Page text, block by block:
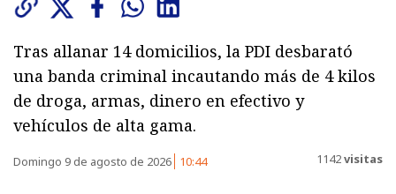
Tras allanar 14 domicilios, la PDI desbarató
una banda criminal incautando más de 4 kilos
de droga, armas, dinero en efectivo y
vehículos de alta gama.
Domingo 9 de agosto de 2026 10:44 1142visitas